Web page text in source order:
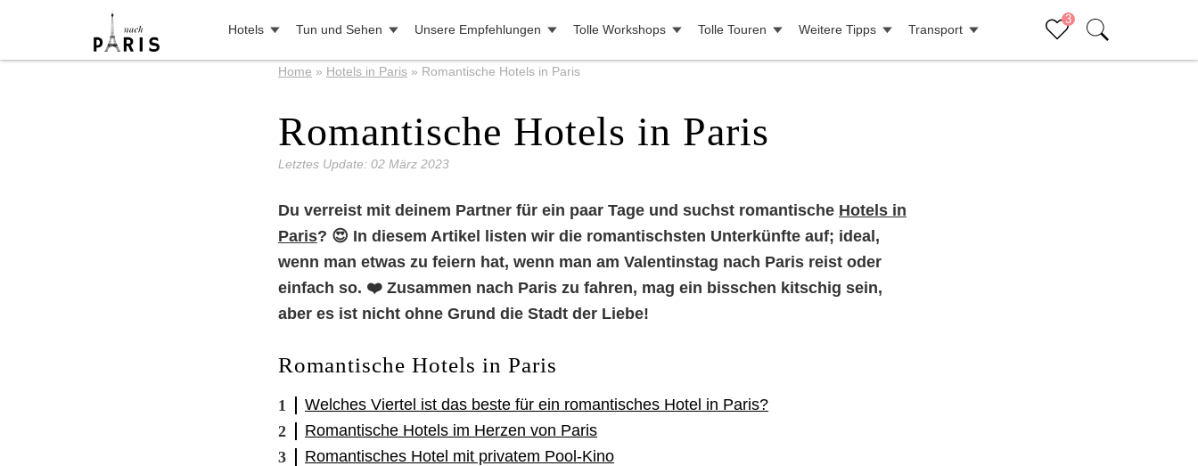
3
Hotels Tun und Sehen Unsere Empfehlungen Tolle Workshops Tolle Touren Weitere Tipps Transport
Home » Hotels in Paris » Romantische Hotels in Paris
Romantische Hotels in Paris
Letztes Update: 02 März 2023
Du verreist mit deinem Partner für ein paar Tage und suchst romantische Hotels in
Paris? 😍 In diesem Artikel listen wir die romantischsten Unterkünfte auf; ideal,
wenn man etwas zu feiern hat, wenn man am Valentinstag nach Paris reist oder
einfach so. ❤️ Zusammen nach Paris zu fahren, mag ein bisschen kitschig sein,
aber es ist nicht ohne Grund die Stadt der Liebe!
Romantische Hotels in Paris
Welches Viertel ist das beste für ein romantisches Hotel in Paris?
Romantische Hotels im Herzen von Paris
Romantisches Hotel mit privatem Pool-Kino